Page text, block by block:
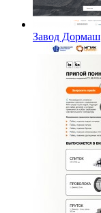
Завод Дормаш